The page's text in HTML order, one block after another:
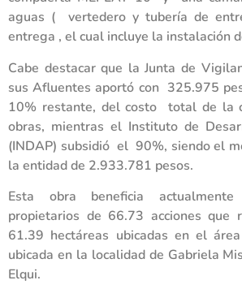
aguas ( vertedero y tubería de
entrega , el cual incluye la instalación
Cabe destacar que la Junta de
sus Afluentes aportó con 325.975
10% restante, del costo total de la
obras, mientras el Instituto de
(INDAP) subsidió el 90%, siendo el
la entidad de 2.933.781 pesos.
Esta obra beneficia
propietarios de 66.73 acciones que
61.39 hectáreas ubicadas en el
ubicada en la localidad de Gabriela
Elqui.